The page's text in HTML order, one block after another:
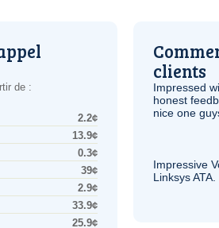
de :
2.2¢
13.9¢
0.3¢
39¢
2.9¢
33.9¢
25.9¢
clients
Impressed
honest
nice one
Impressive
LinksysATA